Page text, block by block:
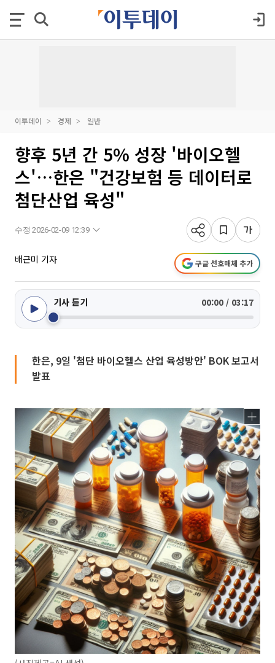
이투데이 경제 일반
향후 5년 간 5% 성장 '바이오헬
스'…한은 "건강보험 등 데이터로
첨단산업 육성"
수정 2026-02-09 12:39
배근미 기자 구글 선호매체 추가
기사 듣기 00:00 / 03:17
한은, 9일 '첨단 바이오헬스 산업 육성방안' BOK 보고서
발표